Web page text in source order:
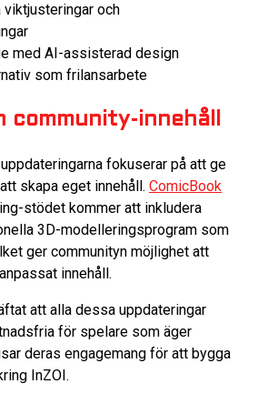
och
med AI-assisterad design
som frilansarbete
community-innehåll
fokuserar på att ge
skapa eget innehåll. ComicBook
stödet kommer att inkludera
3D-modelleringsprogram som
ger communityn möjlighet att
innehåll.
att alla dessa uppdateringar
för spelare som äger
deras engagemang för att bygga
InZOI.